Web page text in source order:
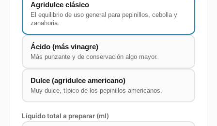
Agridulce clásico
El equilibrio de uso general para pepinillos, cebolla y
zanahoria.
Ácido (más vinagre)
Más punzante y de conservación algo mayor.
Dulce (agridulce americano)
Muy dulce, típico de los pepinillos americanos.
Líquido total a preparar (ml)